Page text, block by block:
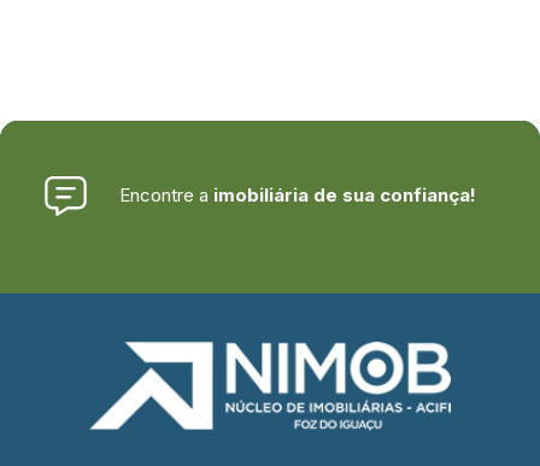
Encontre a imobiliária de sua confiança!